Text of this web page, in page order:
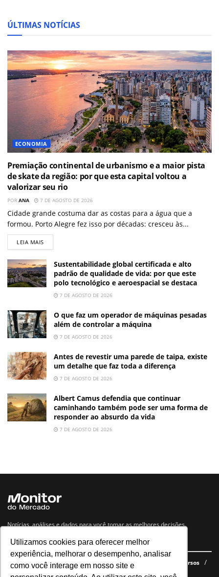
Utilizamos cookies para oferecer melhor
experiência, melhorar o desempenho, analisar
como você interage em nosso site e
ÚLTIMAS NOTÍCIAS
ECONOMIA
Premiação continental de urbanismo e a maior pista
de skate da região: por que esta capital voltou a
valorizar seu rio
POR ANA 7 DE AGOSTO DE 2026
Cidade grande costuma dar as costas para a água que a
formou. Porto Alegre fez isso por décadas: cresceu às...
LEIA MAIS
Sustentabilidade global certificada e alto
padrão de qualidade de vida: por que este
polo tecnológico e aeroespacial se destaca
7 DE AGOSTO DE 2026
O que faz um operador de máquinas pesadas
além de controlar a máquina
7 DE AGOSTO DE 2026
Antes de revestir uma parede de taipa, existe
um detalhe que faz toda a diferença
7 DE AGOSTO DE 2026
Albert Camus defendia que continuar
caminhando também pode ser uma forma de
responder ao absurdo da vida
7 DE AGOSTO DE 2026
Notícias, análises e dados para você tomar as melhores decisões.
Navegue no site
Últimas notícias Quem somos E-books gratuitos
Cursos
Política de privacidade